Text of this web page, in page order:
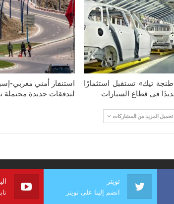
تيك» تستقبل استثمارًا
في قطاع السيارات
استنفار أمني مغربي-
لتدفقات جديدة محتملة
تحميل المزيد من المشاركات
تويتر
انضم إلينا على تويتر